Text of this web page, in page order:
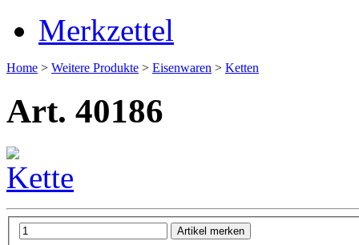
Merkzettel
Home > Weitere Produkte > Eisenwaren > Ketten
Art. 40186